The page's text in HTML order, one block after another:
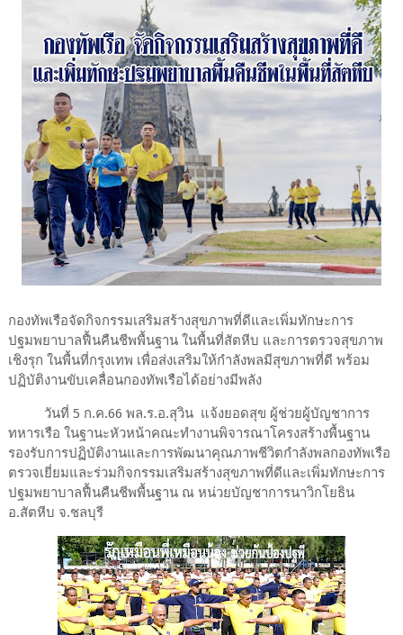
กองทัพเรือจัดกิจกรรมเสริมสร้างสุขภาพที่ดีและเพิ่มทักษะการ
ปฐมพยาบาลฟื้นคืนชีพพื้นฐาน ในพื้นที่สัตหีบ และการตรวจสุขภาพ
เชิงรุก ในพื้นที่กรุงเทพ เพื่อส่งเสริมให้กำลังพลมีสุขภาพที่ดี พร้อม
ปฏิบัติงานขับเคลื่อนกองทัพเรือได้อย่างมีพลัง
วันที่ 5 ก.ค.66 พล.ร.อ.สุวิน แจ้งยอดสุข ผู้ช่วยผู้บัญชาการ
ทหารเรือ ในฐานะหัวหน้าคณะทำงานพิจารณาโครงสร้างพื้นฐาน
รองรับการปฏิบัติงานและการพัฒนาคุณภาพชีวิตกำลังพลกองทัพเรือ
ตรวจเยี่ยมและร่วมกิจกรรมเสริมสร้างสุขภาพที่ดีและเพิ่มทักษะการ
ปฐมพยาบาลฟื้นคืนชีพพื้นฐาน ณ หน่วยบัญชาการนาวิกโยธิน
อ.สัตหีบ จ.ชลบุรี